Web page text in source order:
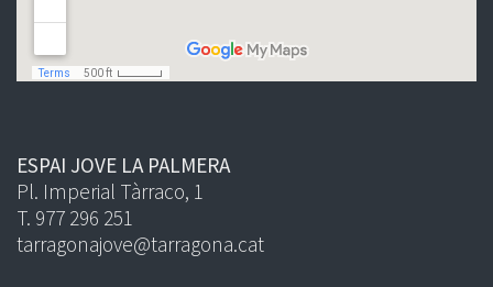
ESPAI JOVE LA PALMERA
Pl. Imperial Tàrraco, 1
T. 977 296 251
tarragonajove@tarragona.cat